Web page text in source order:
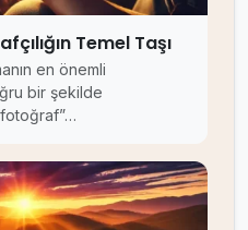
Temel Taşı
en önemli
bir şekilde